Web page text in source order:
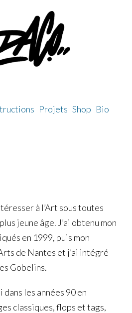
Projets Shop Bio
à l’Art sous toutes
jeune âge. J’ai obtenu mon
en 1999, puis mon
de Nantes et j’ai intégré
Gobelins.
les années 90 en
classiques, flops et tags,